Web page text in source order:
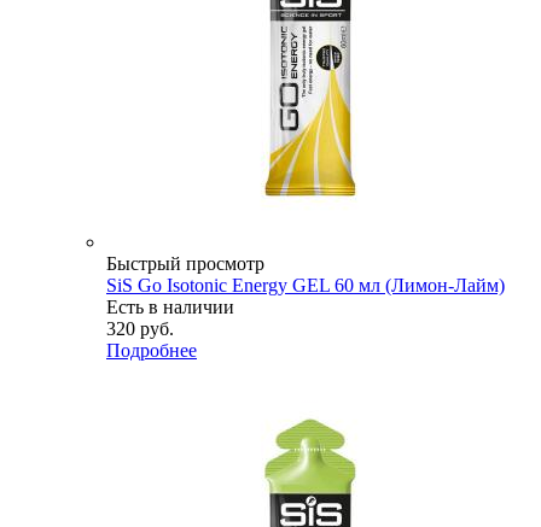
Быстрый просмотр
SiS Go Isotonic Energy GEL 60 мл (Лимон-Лайм)
Есть в наличии
320 руб.
Подробнее